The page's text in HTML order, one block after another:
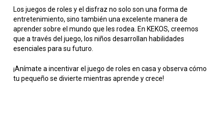
Los juegos de roles y el disfraz no solo son una forma de
entretenimiento, sino también una excelente manera de
aprender sobre el mundo que les rodea. En KEKOS, creemos
que a través del juego, los niños desarrollan habilidades
esenciales para su futuro.
¡Anímate a incentivar el juego de roles en casa y observa cómo
tu pequeño se divierte mientras aprende y crece!